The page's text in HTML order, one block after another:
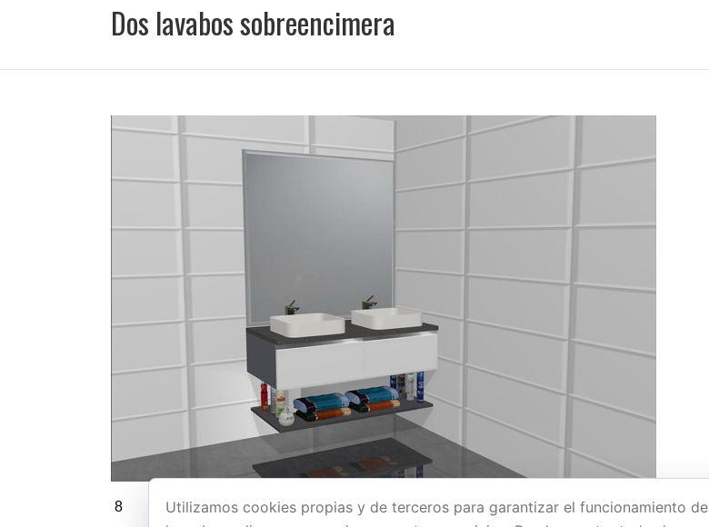
Dos lavabos sobreencimera
8
Utilizamos cookies propias y de terceros para garantizar el funcionamiento de